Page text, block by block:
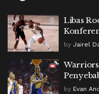
Libas
by Jairel
Warriors
by Evan